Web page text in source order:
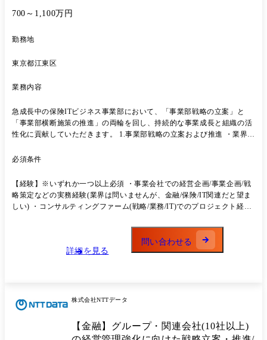
700～1,100万円
勤務地
東京都江東区
業務内容
急成長中の保険ITビジネス事業部において、「事業部戦略の立案」と
「事業部横断施策の推進」の両輪を回し、持続的な事業成長と組織の活
性化に貢献していただきます。 1.事業部戦略の立案および推進 ・業界動
向性を整理・提言 ・仮説構築、検証を繰り返しながら、事業部戦略や中
ード ・戦略を推進するためのKPI/重点施策を設計し、各統括部/部への
展開、進捗モニタリング、改善提案を実行 ・NTTグループ/全社/分野/本
部など上位組織から展開される戦略やKPIを咀嚼し、事業部としての意
・エンゲージメントサーベイや各種アンケート、インタビュー結果等を
用いて課題を分析し、事業部横断の改善施策(コミュニケーション向上、
育成施策、働き方改善 など)を企画 ・事業部長キャラバン、キックオ
み砕き、各現場と対話しながら一緒に具体化 ・統括部や部、プロジェク
や各種検討会の資料作成、議論設計、合意形成のファシリテーション
必須条件
【経験】※いずれか一つ以上必須 ・事業会社での経営企画/事業企画/戦
略策定などの実務経験(業界は問いませんが、金融/保険/IT関連だと望ま
しい) ・コンサルティングファーム(戦略/業務/IT)でのプロジェクト経験
画/営業企画/企画系スタッフとしての経験(中期計画/収支管理/横断施策
論点整理のスキル ・定量/定性情報を組み合わせた分析力(Excel等でのデ
等での説明資料レベル) 【マインド】※全て必須 ・「経営の視点」を身
に付けたい/磨きたいという意欲 ・現場の実態を理解しながら、社員や
組織にとって本当に意味のある施策を一緒に作っていきたいという思い
・組織全体の成長や社員の働きがい向上に喜びを感じられる方 ・指示待
詳細を見る
問い合わせる
株式会社NTTデータ
【金融】グループ・関連会社(10社以上)